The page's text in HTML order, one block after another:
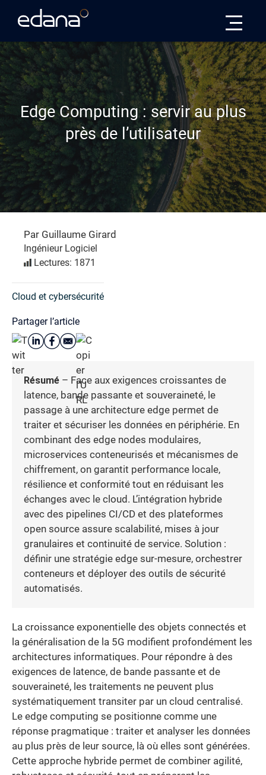
Edge Computing : servir au plus
près de l’utilisateur
Par Guillaume Girard
Ingénieur Logiciel
Lectures: 1871
Cloud et cybersécurité
Partager l’article
Résumé – Face aux exigences croissantes de
latence, bande passante et souveraineté, le
passage à une architecture edge permet de
traiter et sécuriser les données en périphérie. En
combinant des edge nodes modulaires,
microservices conteneurisés et mécanismes de
chiffrement, on garantit performance locale,
résilience et conformité tout en réduisant les
échanges avec le cloud. L’intégration hybride
avec des pipelines CI/CD et des plateformes
open source assure scalabilité, mises à jour
granulaires et continuité de service. Solution :
définir une stratégie edge sur-mesure, orchestrer
conteneurs et déployer des outils de sécurité
automatisés.
La croissance exponentielle des objets connectés et
la généralisation de la 5G modifient profondément les
architectures informatiques. Pour répondre à des
exigences de latence, de bande passante et de
souveraineté, les traitements ne peuvent plus
systématiquement transiter par un cloud centralisé.
Le edge computing se positionne comme une
réponse pragmatique : traiter et analyser les données
au plus près de leur source, là où elles sont générées.
Cette approche hybride permet de combiner agilité,